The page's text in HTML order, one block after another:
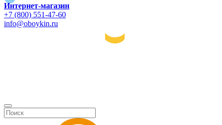
Интернет-магазин
+7 (800) 551-47-60
info@oboykin.ru